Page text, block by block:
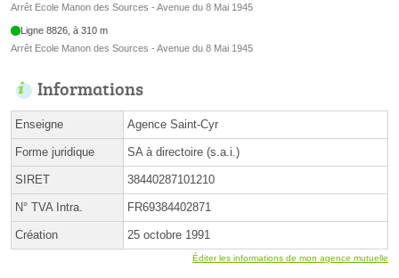
Arrêt Ecole Manon des Sources - Avenue du 8 Mai 1945
Ligne 8826, à 310 m
Arrêt Ecole Manon des Sources - Avenue du 8 Mai 1945
Informations
Enseigne Agence Saint-Cyr
Forme juridique SA à directoire (s.a.i.)
SIRET 38440287101210
N° TVA Intra. FR69384402871
Création 25 octobre 1991
Éditer les informations de mon agence mutuelle